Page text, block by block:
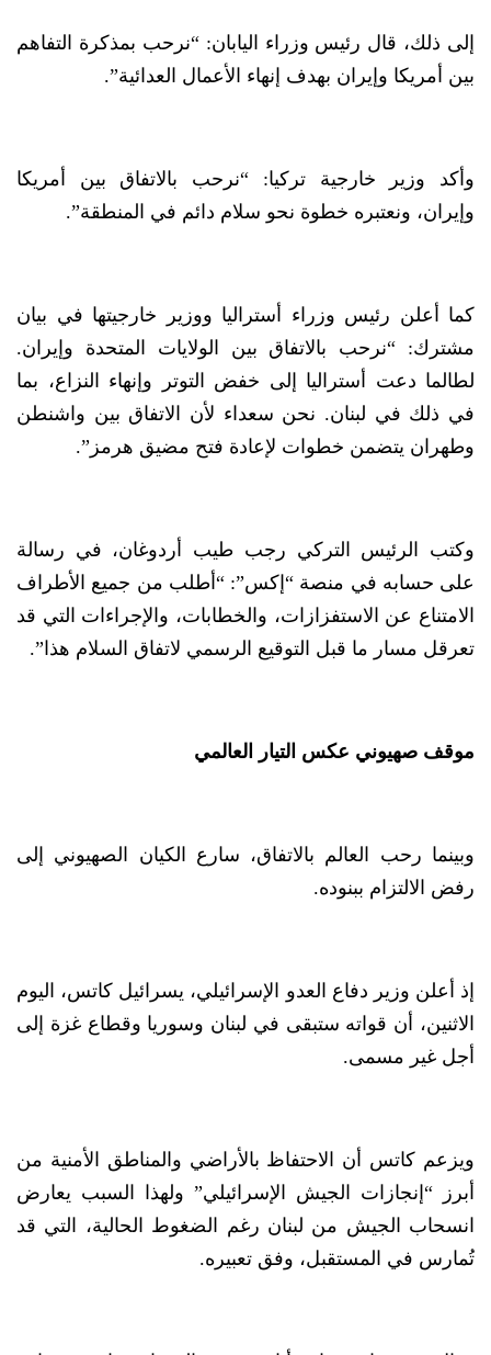
إلى ذلك، قال رئيس وزراء اليابان: “نرحب بمذكرة التفاهم
بين أمريكا وإيران بهدف إنهاء الأعمال العدائية”.
وأكد وزير خارجية تركيا: “نرحب بالاتفاق بين أمريكا
وإيران، ونعتبره خطوة نحو سلام دائم في المنطقة”.
كما أعلن رئيس وزراء أستراليا ووزير خارجيتها في بيان
مشترك: “نرحب بالاتفاق بين الولايات المتحدة وإيران.
لطالما دعت أستراليا إلى خفض التوتر وإنهاء النزاع، بما
في ذلك في لبنان. نحن سعداء لأن الاتفاق بين واشنطن
وطهران يتضمن خطوات لإعادة فتح مضيق هرمز”.
وكتب الرئيس التركي رجب طيب أردوغان، في رسالة
على حسابه في منصة “إكس”: “أطلب من جميع الأطراف
الامتناع عن الاستفزازات، والخطابات، والإجراءات التي قد
تعرقل مسار ما قبل التوقيع الرسمي لاتفاق السلام هذا”.
موقف صهيوني عكس التيار العالمي
وبينما رحب العالم بالاتفاق، سارع الكيان الصهيوني إلى
رفض الالتزام ببنوده.
إذ أعلن وزير دفاع العدو الإسرائيلي، يسرائيل كاتس، اليوم
الاثنين، أن قواته ستبقى في لبنان وسوريا وقطاع غزة إلى
أجل غير مسمى.
ويزعم كاتس أن الاحتفاظ بالأراضي والمناطق الأمنية من
أبرز “إنجازات الجيش الإسرائيلي” ولهذا السبب يعارض
انسحاب الجيش من لبنان رغم الضغوط الحالية، التي قد
تُمارس في المستقبل، وفق تعبيره.